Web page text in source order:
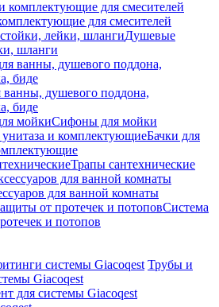
для смесителей
Душевые
шланги
душевого поддона,
биде
Сифоны для мойки
Бачки для
Трапы сантехнические
для ванной комнаты
Система
и потопов
Трубы и
Giacoqest
для системы Giacoqest